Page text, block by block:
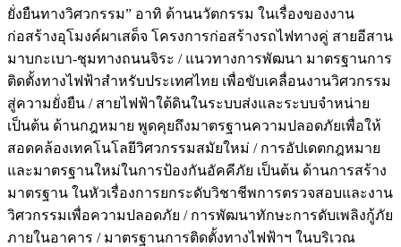
ยั่งยืนทางวิศวกรรม” อาทิ ด้านนวัตกรรม ในเรื่องของงาน
ก่อสร้างอุโมงค์ผาเสด็จ โครงการก่อสร้างรถไฟทางคู่ สายอีสาน
มาบกะเบา-ชุมทางถนนจิระ / แนวทางการพัฒนา มาตรฐานการ
ติดตั้งทางไฟฟ้าสำหรับประเทศไทย เพื่อขับเคลื่อนงานวิศวกรรม
สู่ความยั่งยืน / สายไฟฟ้าใต้ดินในระบบส่งและระบบจำหน่าย
เป็นต้น ด้านกฎหมาย พูดคุยถึงมาตรฐานความปลอดภัยเพื่อให้
สอดคล้องเทคโนโลยีวิศวกรรมสมัยใหม่ / การอัปเดตกฎหมาย
และมาตรฐานใหม่ในการป้องกันอัคคีภัย เป็นต้น ด้านการสร้าง
มาตรฐาน ในหัวเรื่องการยกระดับวิชาชีพการตรวจสอบและงาน
วิศวกรรมเพื่อความปลอดภัย / การพัฒนาทักษะการดับเพลิงกู้ภัย
ภายในอาคาร / มาตรฐานการติดตั้งทางไฟฟ้าฯ ในบริเวณ